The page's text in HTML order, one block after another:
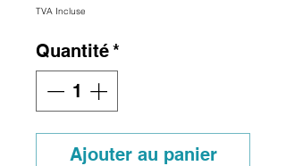
TVA Incluse
Quantité*
Ajouter au panier